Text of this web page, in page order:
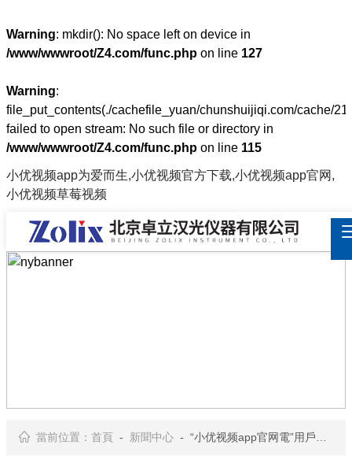
Warning: mkdir(): No space left on device in
/www/wwwroot/Z4.com/func.php on line 127
Warning:
file_put_contents(./cachefile_yuan/chunshuijiqi.com/cache/
failed to open stream: No such file or directory in
/www/wwwroot/Z4.com/func.php on line 115
小优视频app为爱而生,小优视频官方下载,小优视频app官网,
小优视频草莓视频
當前位置： 首頁- 新聞中心- “小优视频app官网電”用戶優惠大酬賓活動！